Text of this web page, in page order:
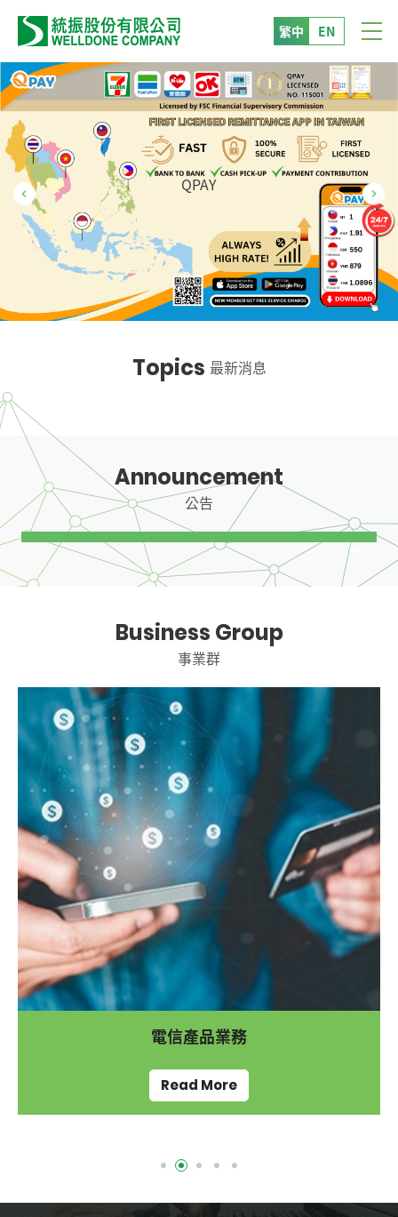
繁中 EN
QPAY
Topics 最新消息
Announcement
公告
Business Group
事業群
電信產品業務
Read More